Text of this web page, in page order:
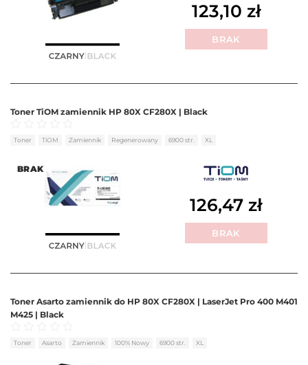
123,10 zł
BRAK
BRAK
Toner TiOM zamiennik HP 80X CF280X | Black
Oceniono na 5
Toner TiOM Zamiennik Regenerowany 6900 str. XL
126,47 zł
BRAK
Toner Asarto zamiennik do HP 80X CF280X | LaserJet Pro 400 M401
M425 | Black
Oceniono 0na 5
Toner Asarto Zamiennik 100% Nowy 6900 str. XL